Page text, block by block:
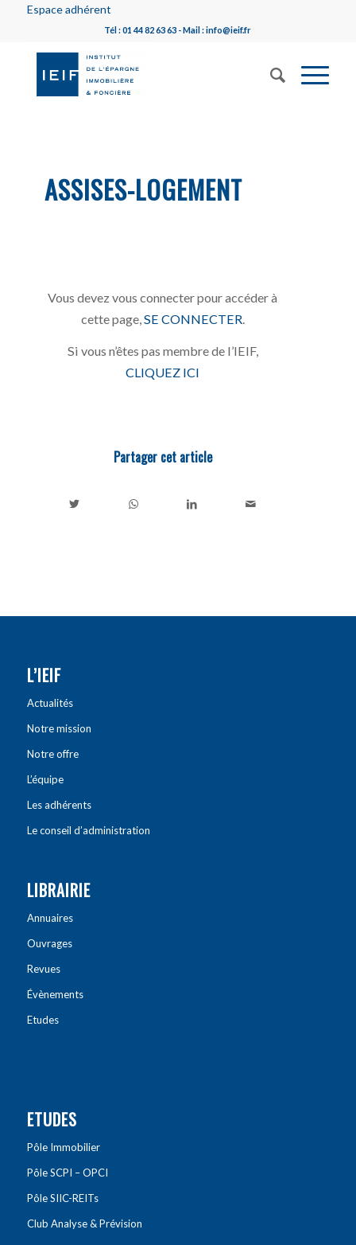
Espace adhérent
Tél : 01 44 82 63 63 - Mail : info@ieif.fr
ASSISES-LOGEMENT
Vous devez vous connecter pour accéder à
cette page, SE CONNECTER
Si vous n’êtes pas membre de l’IEIF,
CLIQUEZ ICI
Partager cet article
L’IEIF
Actualités
Notre mission
Notre offre
L’équipe
Les adhérents
Le conseil d’administration
LIBRAIRIE
Annuaires
Ouvrages
Revues
Évènements
Etudes
ETUDES
Pôle Immobilier
Pôle SCPI – OPCI
Pôle SIIC-REITs
Club Analyse & Prévision